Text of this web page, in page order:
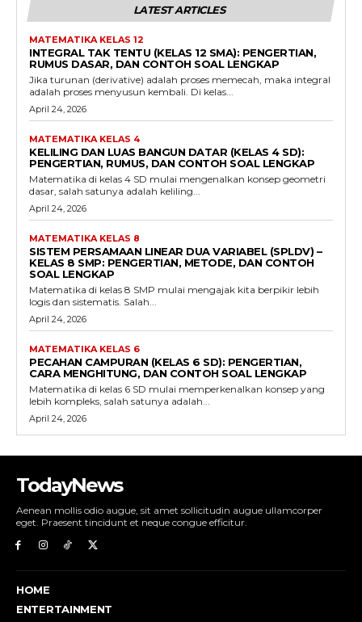
LATEST ARTICLES
MATEMATIKA KELAS 12
INTEGRAL TAK TENTU (KELAS 12 SMA): PENGERTIAN,
RUMUS DASAR, DAN CONTOH SOAL LENGKAP
Jika turunan (derivative) adalah proses memecah, maka integral
adalah proses menyusun kembali. Di kelas...
April 24, 2026
MATEMATIKA KELAS 4
KELILING DAN LUAS BANGUN DATAR (KELAS 4 SD):
PENGERTIAN, RUMUS, DAN CONTOH SOAL LENGKAP
Matematika di kelas 4 SD mulai mengenalkan konsep geometri
dasar, salah satunya adalah keliling...
April 24, 2026
MATEMATIKA KELAS 8
SISTEM PERSAMAAN LINEAR DUA VARIABEL (SPLDV) –
KELAS 8 SMP: PENGERTIAN, METODE, DAN CONTOH
SOAL LENGKAP
Matematika di kelas 8 SMP mulai mengajak kita berpikir lebih
logis dan sistematis. Salah...
April 24, 2026
MATEMATIKA KELAS 6
PECAHAN CAMPURAN (KELAS 6 SD): PENGERTIAN,
CARA MENGHITUNG, DAN CONTOH SOAL LENGKAP
Matematika di kelas 6 SD mulai memperkenalkan konsep yang
lebih kompleks, salah satunya adalah...
April 24, 2026
TodayNews
Aenean mollis odio augue, sit amet sollicitudin augue ullamcorper
eget. Praesent tincidunt et neque congue efficitur.
HOME
ENTERTAINMENT